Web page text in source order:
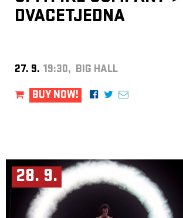
DVACETJEDNA
27. 9. 19:30, BIG HALL
BUY NOW!
28. 9.